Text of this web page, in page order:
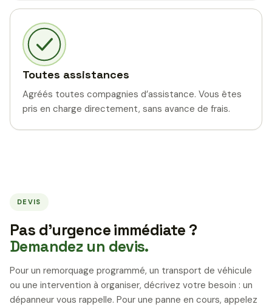
Toutes assistances
Agréés toutes compagnies d’assistance. Vous êtes
pris en charge directement, sans avance de frais.
DEVIS
Pas d’urgence immédiate ?
Demandez un devis.
Pour un remorquage programmé, un transport de véhicule
ou une intervention à organiser, décrivez votre besoin : un
dépanneur vous rappelle. Pour une panne en cours, appelez